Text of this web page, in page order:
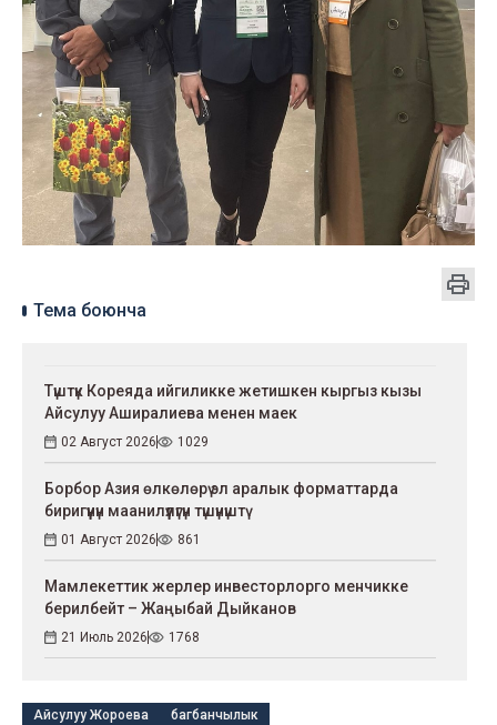
Тема боюнча
Түштүк Кореяда ийгиликке жетишкен кыргыз кызы
Айсулуу Аширалиева менен маек
02 Август 2026 1029
Борбор Азия өлкөлөрү эл аралык форматтарда
биригүүнүн маанилүүлүгүн түшүнүштү
01 Август 2026 861
Мамлекеттик жерлер инвесторлорго менчикке
берилбейт – Жаңыбай Дыйканов
21 Июль 2026 1768
Айсулуу Жороева багбанчылык